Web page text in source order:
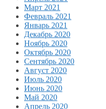
Март 2021
Февраль 2021
Январь 2021
Декабрь 2020
Ноябрь 2020
Октябрь 2020
Сентябрь 2020
Август 2020
Июль 2020
Июнь 2020
Май 2020
Апрель 2020